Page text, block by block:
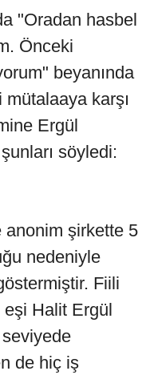
"Oradan hasbel
Önceki
beyanında
karşı
Ergül
söyledi:
anonim şirkette 5
nedeniyle
Fiili
Halit Ergül
de hiç iş